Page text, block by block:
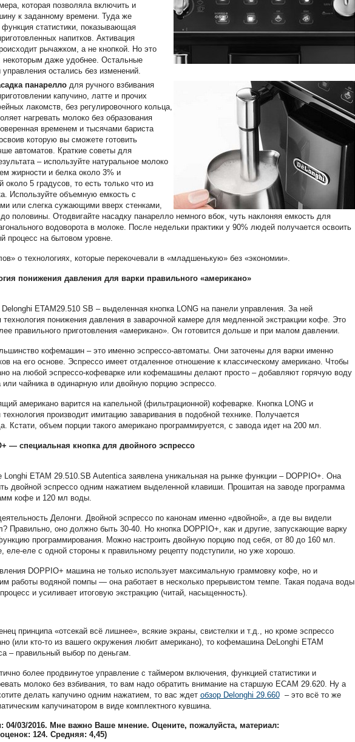
которая позволяла включить и
к заданному времени. Туда же
функция статистики, показывающая
напитков. Активация
рычажком, а не кнопкой. Но это
некоторым даже удобнее. Остальные
управления остались без изменений.
панареллодля ручного взбивания
капучино, латте и прочих
лакомств, без регулировочного кольца,
нагревать молоко без образования
временем и тысячами бариста
которую вы сможете готовить
автоматов. Краткие советы для
– используйте натуральное молоко
жирности и белка около 3% и
около 5 градусов, то есть только что из
Используйте объемную емкость с
или слегка сужающими вверх стенками,
половины. Отодвигайте насадку панарелло немного вбок, чуть наклоняя емкость для
водоворота в молоке. После недельки практики у 90% людей получается освоить
процесс на бытовом уровне.
о технологиях, которые перекочевали в «младшенькую» без «экономии».
понижения давления для варки правильного «американо»
Delonghi ETAM29.510 SB – выделенная кнопка LONG на панели управления. За ней
технология понижения давления в заварочной камере для медленной экстракции кофе. Это
правильного приготовления «американо». Он готовится дольше и при малом давлении.
кофемашин – это именно эспрессо-автоматы. Они заточены для варки именно
на его основе. Эспрессо имеет отдаленное отношение к классическому американо. Чтобы
на любой эспрессо-кофеварке или кофемашины делают просто – добавляют горячую воду
или чайника в одинарную или двойную порцию эспрессо.
американо варится на капельной (фильтрационной) кофеварке. Кнопка LONG и
производит имитацию заваривания в подобной технике. Получается
Кстати, объем порции такого американо программируется, с завода идет на 200 мл.
— специальная кнопка для двойного эспрессо
ETAM 29.510.SB Autentica заявлена уникальная на рынке функции – DOPPIO+. Она
двойной эспрессо одним нажатием выделенной клавиши. Прошитая на заводе программа
кофе и 120 мл воды.
Делонги. Двойной эспрессо по канонам именно «двойной», а где вы видели
Правильно, оно должно быть 30-40. Но кнопка DOPPIO+, как и другие, запускающие варку
программирования. Можно настроить двойную порцию под себя, от 80 до 160 мл.
еле-еле с одной стороны к правильному рецепту подступили, но уже хорошо.
DOPPIO+ машина не только использует максимальную граммовку кофе, но и
работы водяной помпы — она работает в несколько прерывистом темпе. Такая подача воды
и усиливает итоговую экстракцию (читай, насыщенность).
принципа «отсекай всё лишнее», всякие экраны, свистелки и т.д., но кроме эспрессо
(или кто-то из вашего окружения любит американо), то кофемашина DeLonghi ETAM
– правильный выбор по деньгам.
более продвинутое управление с таймером включения, функцией статистики и
молоко без взбивания, то вам надо обратить внимание на старшую ECAM 29.620. Ну а
делать капучино одним нажатием, то вас ждет обзор Delonghi 29.660– это всё то же
капучинатором в виде комплектного кувшина.
04/03/2016. Мне важно Ваше мнение. Оцените, пожалуйста, материал:
124. Средняя: 4,45)